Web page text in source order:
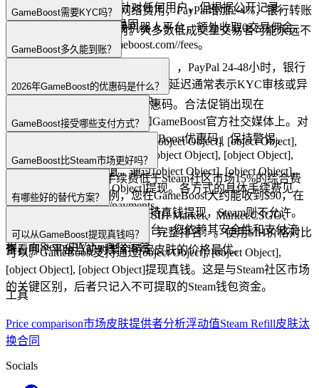
全，因为钓鱼攻击可能针对任何用户，但根据公开记录，
GameBoost的安全记录稳固。
方式而异：加密货币仅网络费用，PayPal增加2-4%，银行转账
超过N/A免费。对于交易机器人平台，额外收取0交易佣金。
完整费率表：https://gameboost.com//fees。
GameBoost需要KYC吗？
true。处理时间24-72小时。大多数低成交量交易者可能永远不
需要KYC。
GameBoost多久能到账？
加密货币最快（几分钟到一小时），PayPal 24-48小时，银行
转账1-3个工作日。超出此范围的延迟通常表示KYC审核或异
常活动标记，可通过客服解决。
2026年GameBoost的优惠码是什么？
GameBoost目前不提供公共优惠码。合法促销出现在
https://gameboost.com//promo和GameBoost官方社交媒体上。对
来自第三方网站的任何「GameBoost优惠码」保持警惕。
GameBoost接受哪些支付方式？
GameBoost接受[object Object], [object Object], [object Object],
[object Object], [object Object], [object Object], [object Object],
[object Object]进行充值，通过[object Object], [object Object],
[object Object], [object Object]提现。各方式的具体手续费见
https://gameboost.com//payments。
GameBoost比Steam市场更好吗？
GameBoost的10卖家手续费低于Steam社区市场15%的综合费
用。以$100的皮肤为例，您在GameBoost大约能收到$90，在
Steam是$85。GameBoost还支持真钱提现，Steam则不允许。
权衡：GameBoost是第三方平台，您依赖其安全性和支付流
程，而Steam由Valve直接运营。
有哪些好的替代方案？
CS2皮肤交易主要替代方案：SIH Market、Market.CSGO、
CSFloat。每个平台各有优势。完整排名：。使用SIH价格对比
查看哪个平台当前对某个特定皮肤的价格最优。
可以从GameBoost提现真钱吗？
可以。GameBoost支持通过[object Object], [object Object],
[object Object], [object Object]提现真钱。这是与Steam社区市场
的关键区别，后者只记入不可提取的Steam钱包资金。
工具
Price comparison市场皮肤提供者分析浮动值Steam Refill皮肤汰
换合同
Socials